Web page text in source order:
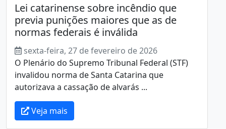
Lei catarinense sobre incêndio que
previa punições maiores que as de
normas federais é inválida
sexta-feira, 27 de fevereiro de 2026
O Plenário do Supremo Tribunal Federal (STF)
invalidou norma de Santa Catarina que
autorizava a cassação de alvarás ...
Veja mais